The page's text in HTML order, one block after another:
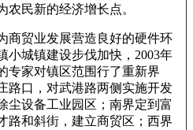
农民新的经济增长点。
商贸业发展营造良好的硬件环
小城镇建设步伐加快，2003年
专家对镇区范围行了重新界
路口，对武港路两侧实施开发
尘设备工业园区；南界定到富
路和斜街，建立商贸区；西界